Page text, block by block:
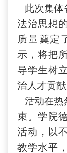
此次集体
法治思想
质量奠定
示，将把
导学生树
治人才贡献
活动在热
束。学院
活动，以
教学水平